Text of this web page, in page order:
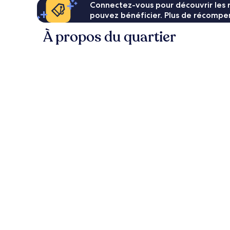
Connectez-vous pour découvrir
pouvez bénéficier. Plus de
À propos du quartier